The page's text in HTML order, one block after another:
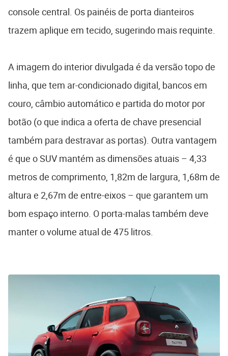
console central. Os painéis de porta dianteiros
trazem aplique em tecido, sugerindo mais requinte.
A imagem do interior divulgada é da versão topo de
linha, que tem ar-condicionado digital, bancos em
couro, câmbio automático e partida do motor por
botão (o que indica a oferta de chave presencial
também para destravar as portas). Outra vantagem
é que o SUV mantém as dimensões atuais – 4,33
metros de comprimento, 1,82m de largura, 1,68m de
altura e 2,67m de entre-eixos – que garantem um
bom espaço interno. O porta-malas também deve
manter o volume atual de 475 litros.